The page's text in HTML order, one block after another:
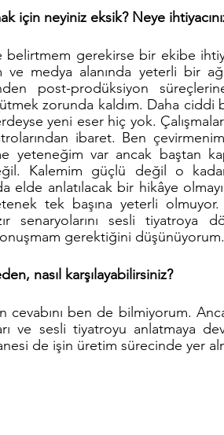
için neyiniz eksik? Neye
gerekirse bir ekibe
ve medya alanında yeterli bir
post-prodüksiyon
zorunda kaldım. Daha ciddi
yeni eser hiç yok.
ibaret. Ben
yeteneğim var ancak baştan
Kalemim güçlü değil o
elde anlatılacak bir hikâye
tek başına yeterli
senaryolarını sesli tiyatroya
gerektiğini düşünüyorum.
nasıl karşılayabilirsiniz?
cevabını ben de bilmiyorum.
ve sesli tiyatroyu anlatmaya
de işin üretim sürecinde yer